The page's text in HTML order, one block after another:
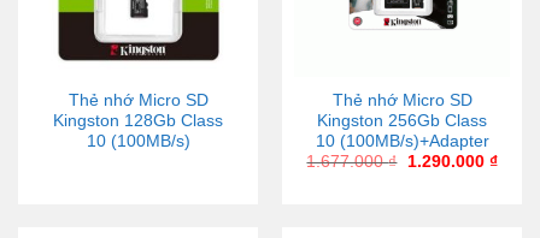
Thẻ nhớ Micro SD
Kingston 128Gb Class
10 (100MB/s)
Thẻ nhớ Micro SD
Kingston 256Gb Class
10 (100MB/s)+Adapter
1.677.000₫ 1.290.000 ₫